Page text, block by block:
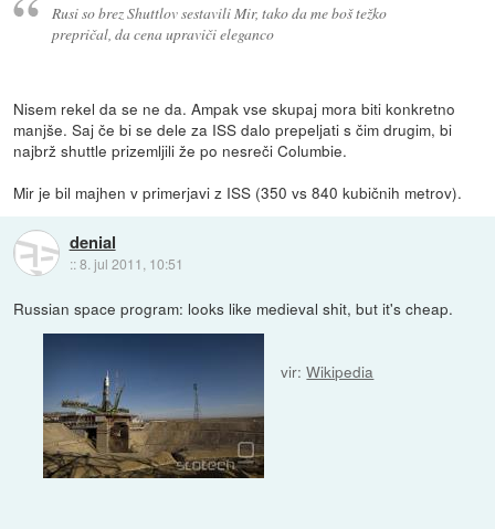
Rusi so brez Shuttlov sestavili Mir, tako da me boš težko
prepričal, da cena upraviči eleganco
Nisem rekel da se ne da. Ampak vse skupaj mora biti konkretno
manjše. Saj če bi se dele za ISS dalo prepeljati s čim drugim, bi
najbrž shuttle prizemljili že po nesreči Columbie.
Mir je bil majhen v primerjavi z ISS (350 vs 840 kubičnih metrov).
denial
::8. jul 2011, 10:51
Russian space program: looks like medieval shit, but it's cheap.
vir:Wikipedia